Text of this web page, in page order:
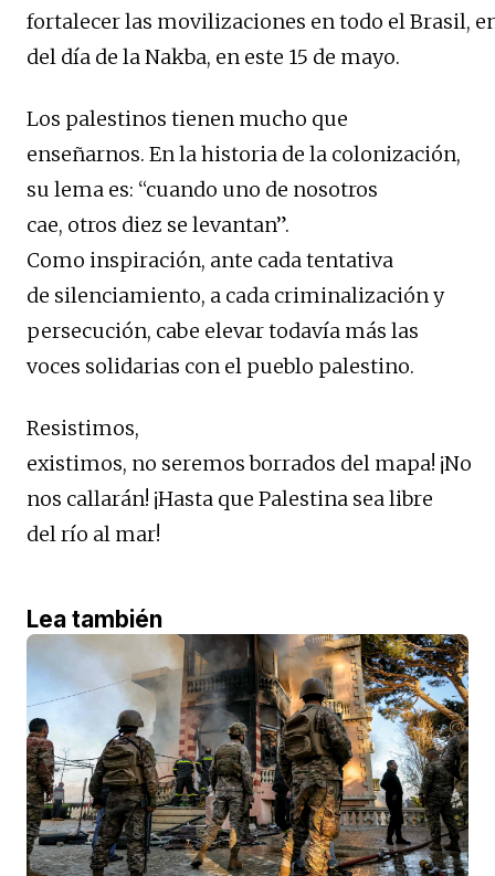
fortalecer las movilizaciones en todo el Brasil,
del día de la Nakba, en este 15 de mayo.
Los palestinos tienen mucho que
enseñarnos. En la historia de la colonización,
su lema es: “cuando uno de nosotros
cae, otros diez se levantan”.
Como inspiración, ante cada tentativa
de silenciamiento, a cada criminalización y
persecución, cabe elevar todavía más las
voces solidarias con el pueblo palestino.
Resistimos,
existimos, no seremos borrados del mapa! ¡No
nos callarán! ¡Hasta que Palestina sea libre
del río al mar!
Lea también